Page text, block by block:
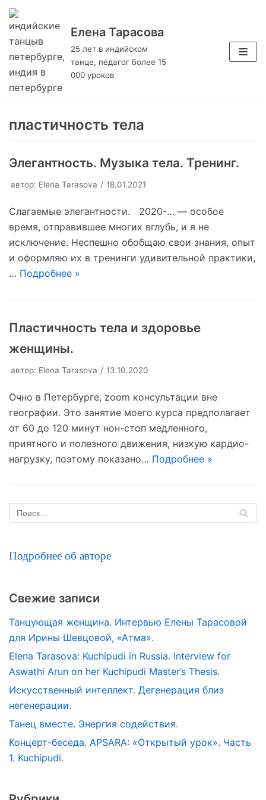
Перейти
к
содержимому
Елена Тарасова
25 лет в индийском
танце, педагог более 15
000 уроков
пластичность тела
Элегантность. Музыка тела. Тренинг.
автор: Elena Tarasova 18.01.2021
Слагаемые элегантности. 2020-… — особое
время, отправившее многих вглубь, и я не
исключение. Неспешно обобщаю свои знания, опыт
и оформляю их в тренинги удивительной практики,
… Подробнее »
Пластичность тела и здоровье
женщины.
автор: Elena Tarasova 13.10.2020
Очно в Петербурге, zoom консультации вне
географии. Это занятие моего курса предполагает
от 60 до 120 минут нон-стоп медленного,
приятного и полезного движения, низкую кардио-
нагрузку, поэтому показано… Подробнее »
Подробнее об авторе
Свежие записи
Танцующая женщина. Интервью Елены Тарасовой
для Ирины Шевцовой, «Атма».
Elena Tarasova: Kuchipudi in Russia. Interview for
Aswathi Arun on her Kuchipudi Master’s Thesis.
Искусственный интеллект. Дегенерация близ
негенерации.
Танец вместе. Энергия содействия.
Концерт-беседа. APSARA: «Открытый урок». Часть
1. Kuchipudi.